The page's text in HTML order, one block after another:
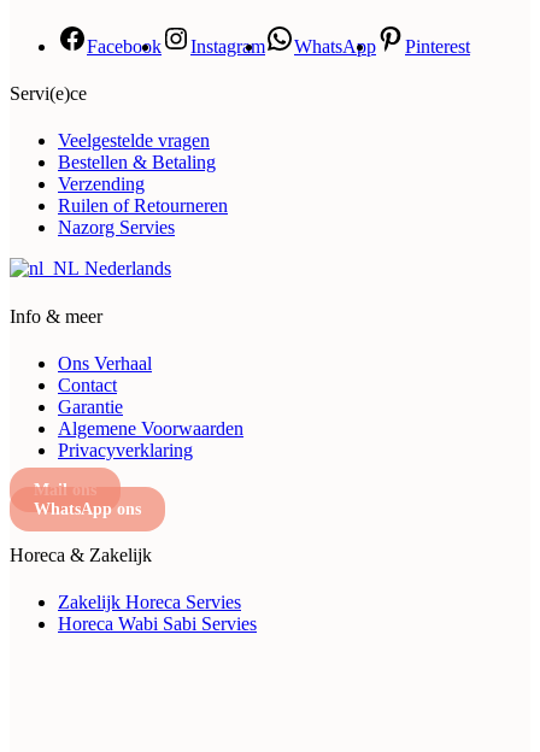
Facebook Instagram WhatsApp Pinterest
Servi(e)ce
Veelgestelde vragen
Bestellen & Betaling
Verzending
Ruilen of Retourneren
Nazorg Servies
Nederlands
Info & meer
Ons Verhaal
Contact
Garantie
Algemene Voorwaarden
Privacyverklaring
Mail ons
WhatsApp ons
Horeca & Zakelijk
Zakelijk Horeca Servies
Horeca Wabi Sabi Servies